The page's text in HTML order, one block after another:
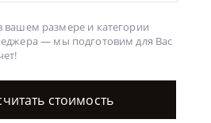
вашем размере и категории
— мы подготовим для Вас
стоимость